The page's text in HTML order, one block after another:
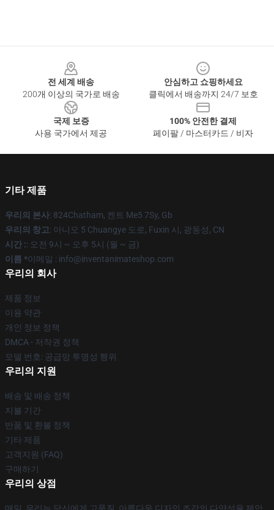
전 세계 배송
200개 이상의 국가로 배송
안심하고 쇼핑하세요
클릭에서 배송까지 24/7 보호
국제 보증
사용 국가에서 제공
100% 안전한 결제
페이팔 / 마스터카드 / 비자
기타 제품
우리의 본사: 824Chatham, 켄트 Me5 7Sy, Gb
우리의 창고: 아니오 5 Chuangye 도로, Fuxin 시, 광동성, CN
시간 :: 오전 9시 ~ 오후 5시 (월 ~ 금)
이름 *이메일 : info@inventanimateshop.com
우리의 회사
제품 정보
이용 약관
개인 정보 정책
DMCA - 저작권 정책
모델 번호: 공급망 투명성 행위
우리의 지원
배송 및 배송 정책
지불 기간
반품 및 환불 정책
기타 제품
고객지원 (FAQ)
구매하기
우리의 상점